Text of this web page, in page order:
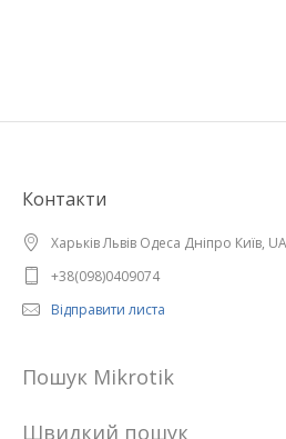
Контакти
Харьків Львів Одеса Дніпро Київ, UA
+38(098)0409074
Відправити листа
Пошук Mikrotik
Швидкий пошук